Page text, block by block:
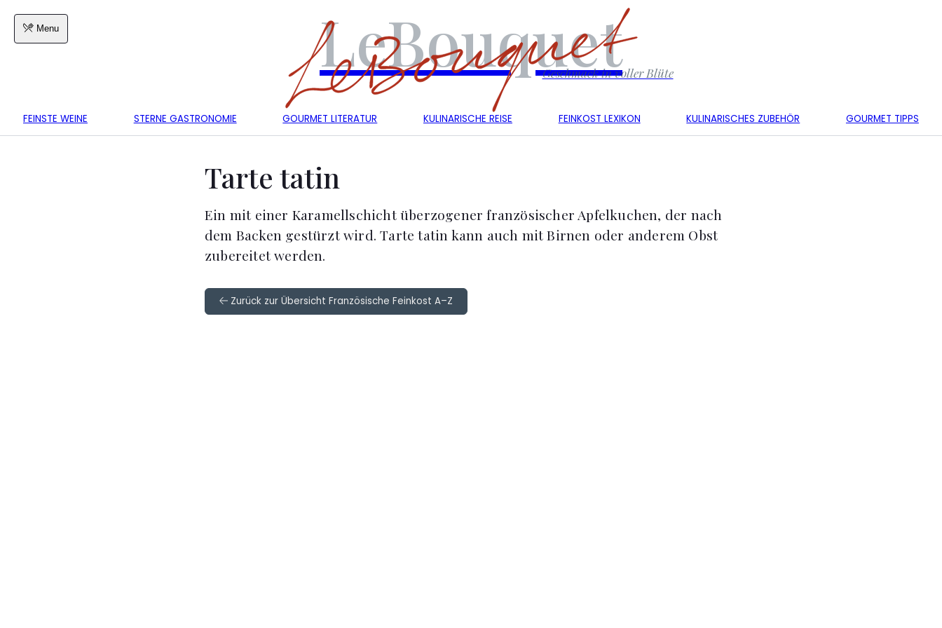
Menu LeBouquet
Geschmack in voller Blüte
FEINSTE WEINE STERNE GASTRONOMIE GOURMET LITERATUR KULINARISCHE REISE FEINKOST LEXIKON KULINARISCHES ZUBEHÖR GOURMET TIPPS
Tarte tatin
Ein mit einer Karamellschicht überzogener französischer Apfelkuchen, der nach
dem Backen gestürzt wird. Tarte tatin kann auch mit Birnen oder anderem Obst
zubereitet werden.
Zurück zur Übersicht Französische Feinkost A–Z